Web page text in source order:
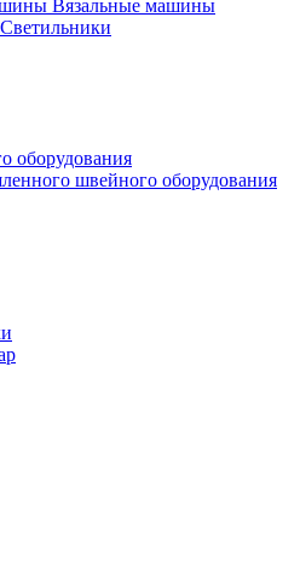
Вязальные машины
Светильники
оборудования
швейного оборудования